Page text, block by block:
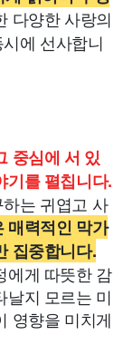
다양한 사랑의
에 선사합니
중심에 서 있
기를 펼칩니다.
는 귀엽고 사
매력적인 막가
집중합니다.
에게 따뜻한 감
날지 모르는 미
영향을 미치게